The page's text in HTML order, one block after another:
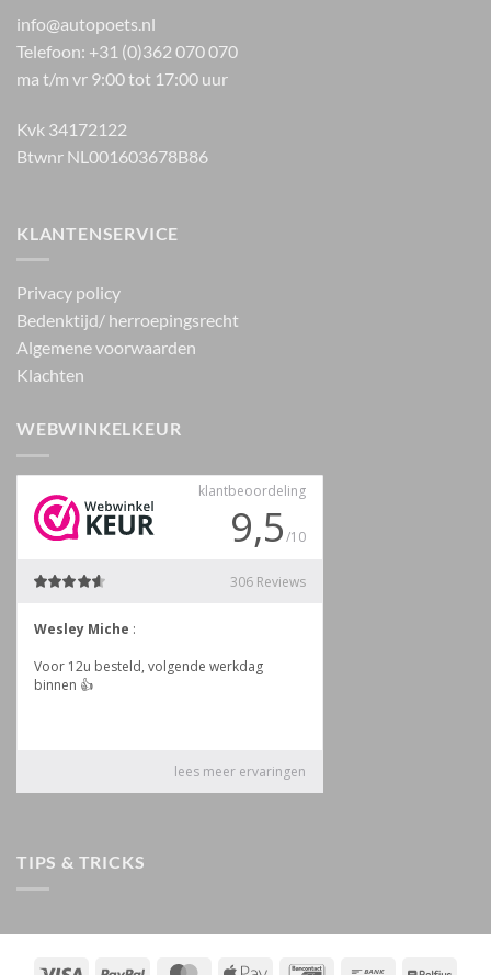
info@autopoets.nl
Telefoon: +31 (0)362 070 070
ma t/m vr 9:00 tot 17:00 uur
Kvk 34172122
Btwnr NL001603678B86
KLANTENSERVICE
Privacy policy
Bedenktijd/ herroepingsrecht
Algemene voorwaarden
Klachten
WEBWINKELKEUR
TIPS & TRICKS